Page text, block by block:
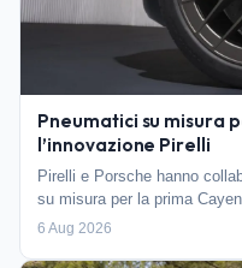
Pneumatici su misura
l’innovazione Pirelli
Pirelli e Porsche hanno
su misura per la prima
6 Aug 2026